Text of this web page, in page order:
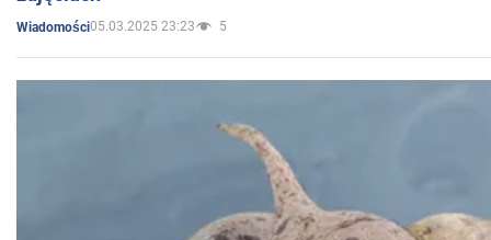
Wiadomości05.03.2025 23:23 5